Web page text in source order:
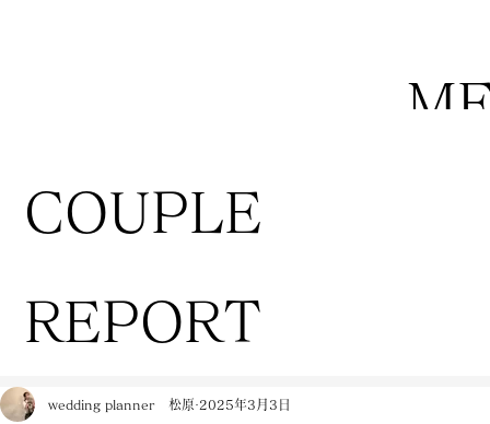
COUPLE
REPORT
wedding planner 松原 2025年3月3日